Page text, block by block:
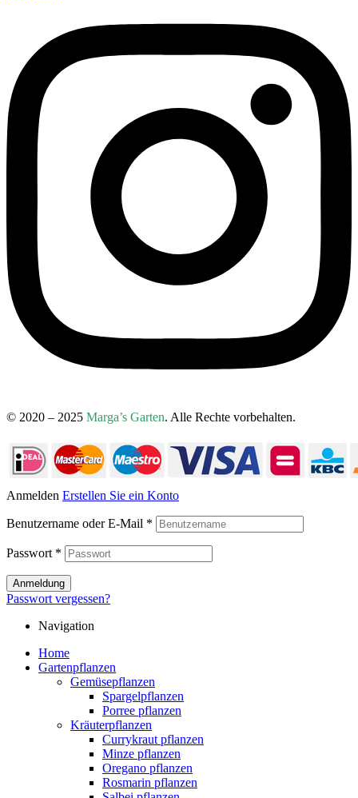
© 2020 – 2025 Marga’s Garten. Alle Rechte vorbehalten.
Anmelden Erstellen Sie ein Konto
Benutzername oder E-Mail *
Passwort *
Anmeldung
Passwort vergessen?
Navigation
Home
Gartenpflanzen
Gemüsepflanzen
Spargelpflanzen
Porree pflanzen
Kräuterpflanzen
Currykraut pflanzen
Minze pflanzen
Oregano pflanzen
Rosmarin pflanzen